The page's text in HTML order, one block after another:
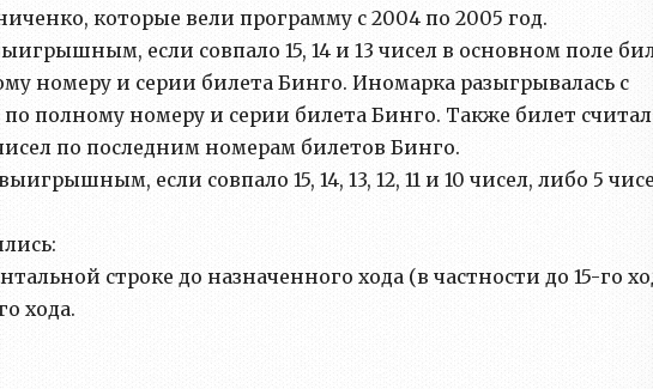
которые вели программу с 2004 по 2005 год.
если совпало 15, 14 и 13 чисел в основном поле
номеру и серии билета Бинго. Иномарка разыгрывалась с
полному номеру и серии билета Бинго. Также билет
по последним номерам билетов Бинго.
если совпало 15, 14, 13, 12, 11 и 10 чисел, либо 5
строке до назначенного хода (в частности до 15-го
хода.